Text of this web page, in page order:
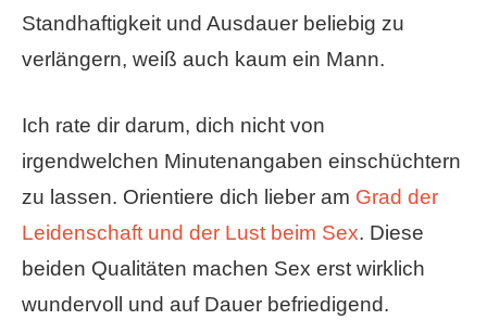
Standhaftigkeit und Ausdauer beliebig zu
verlängern, weiß auch kaum ein Mann.
Ich rate dir darum, dich nicht von
irgendwelchen Minutenangaben einschüchtern
zu lassen. Orientiere dich lieber am Grad der
Leidenschaft und der Lust beim Sex. Diese
beiden Qualitäten machen Sex erst wirklich
wundervoll und auf Dauer befriedigend.